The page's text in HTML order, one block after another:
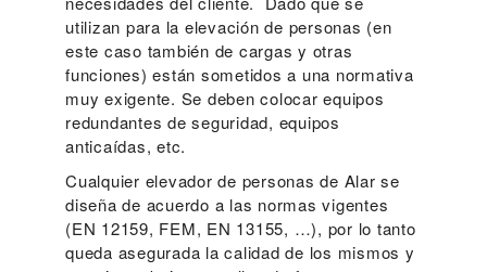
utilizan para la elevación de personas (en
este caso también de cargas y otras
funciones) están sometidos a una normativa
muy exigente. Se deben colocar equipos
redundantes de seguridad, equipos
anticaídas, etc.
Cualquier elevador de personas de Alar se
diseña de acuerdo a las normas vigentes
(EN 12159, FEM, EN 13155, …), por lo tanto
queda asegurada la calidad de los mismos y